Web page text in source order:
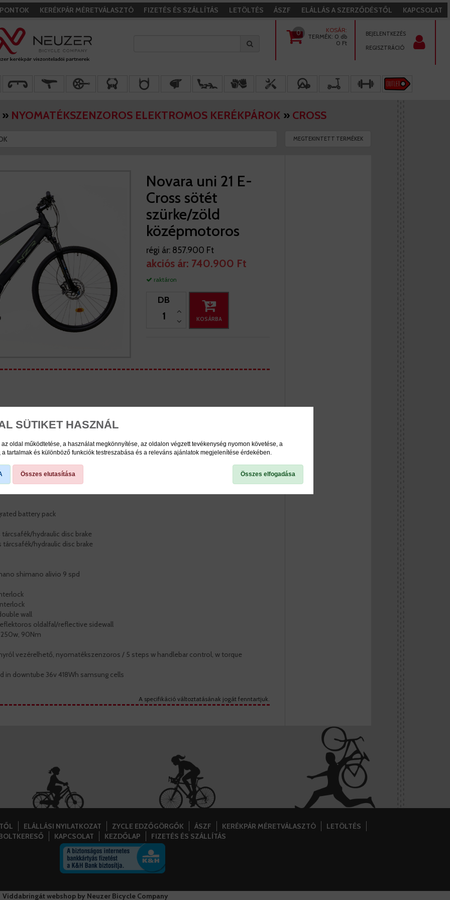
SÜTIKET HASZNÁL
oldal működtetése, a használat megkönnyítése, az oldalon végzett tevékenység nyomon követése, a
tartalmak és különböző funkciók testreszabása és a releváns ajánlatok megjelenítése érdekében.
Összes elutasítása Összes elfogadása
KERÉKPÁR MÉRETVÁLASZTÓ FIZETÉS ÉS SZÁLLÍTÁS LETÖLTÉS ÁSZF ELÁLLÁS A SZERZŐDÉSTŐL KAPCSOLAT
0
KOSÁR:
TERMÉK: 0 db
0 Ft
BEJELENTKEZÉS
REGISZTRÁCIÓ
» NYOMATÉKSZENZOROS ELEKTROMOS KERÉKPÁROK » CROSS
MEGTEKINTETT TERMÉKEK
Novara uni 21 E-
Cross sötét
szürke/zöld
középmotoros
régi ár: 857.900 Ft
akciós ár: 740.900 Ft
raktáron
DB
KOSÁRBA
battery pack
hydraulic disc brake
hydraulic disc brake
shimano alivio 9 spd
wall
oldalfal/reflective sidewall
90Nm
vezérelhető, nyomatékszenzoros / 5 steps w handlebar control, w torque
downtube 36v 418Wh samsung cells
A specifikáció változtatásának jogát fenntartjuk.
ELÁLLÁSI NYILATKOZAT ZYCLE EDZŐGÖRGŐK ÁSZF KERÉKPÁR MÉRETVÁLASZTÓ
LETÖLTÉS
KAPCSOLAT KEZDŐLAP FIZETÉS ÉS SZÁLLÍTÁS
Viddabringát webshop by Neuzer Bicycle Company